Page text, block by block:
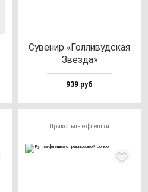
Суве­нир «Гол­ли­вуд­ская
Звез­да»
939 руб
Прикольные флешки